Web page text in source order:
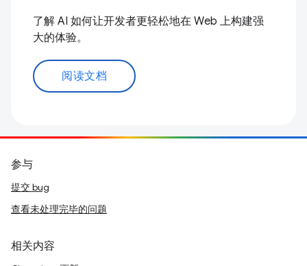
了解 AI 如何让开发者更轻松地在 Web 上构建强
大的体验。
阅读文档
参与
提交 bug
查看未处理完毕的问题
相关内容